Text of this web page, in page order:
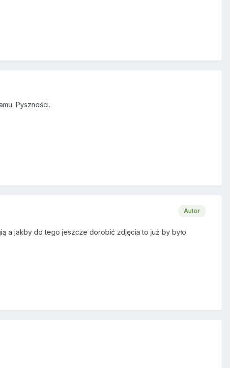
Pyszności.
Autor
a jakby do tego jeszcze dorobić zdjęcia to już by było